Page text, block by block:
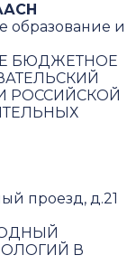
образование и
БЮДЖЕТНОЕ
РОССИЙСКОЙ
проезд, д.21
В